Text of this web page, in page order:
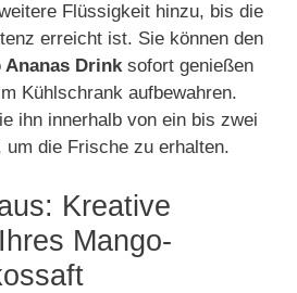
Flüssigkeit hinzu, bis die
erreicht ist. Sie können den
Ananas Drinksofort genießen
Kühlschrank aufbewahren.
ihn innerhalb von ein bis zwei
um die Frische zu erhalten.
Kreative
Mango-